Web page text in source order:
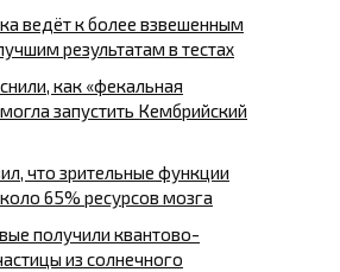
ведёт к более взвешенным
результатам в тестах
как «фекальная
запустить Кембрийский
что зрительные функции
65% ресурсов мозга
получили квантово-
из солнечного